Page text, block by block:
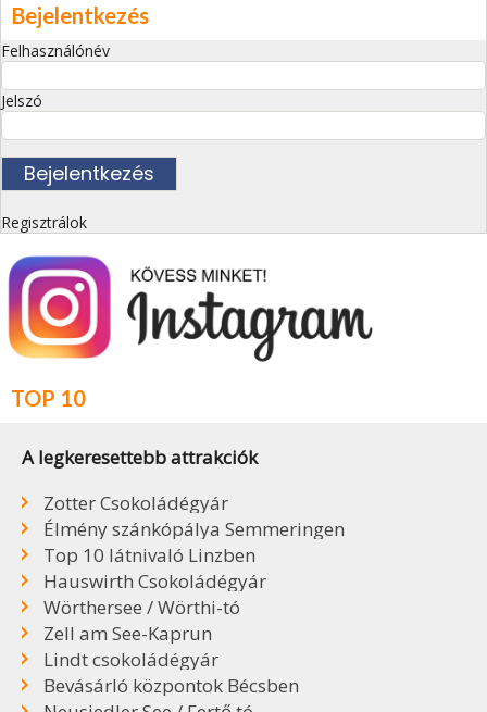
Bejelentkezés
Felhasználónév
Jelszó
Regisztrálok
TOP 10
A legkeresettebb attrakciók
Zotter Csokoládégyár
Élmény szánkópálya Semmeringen
Top 10 látnivaló Linzben
Hauswirth Csokoládégyár
Wörthersee / Wörthi-tó
Zell am See-Kaprun
Lindt csokoládégyár
Bevásárló központok Bécsben